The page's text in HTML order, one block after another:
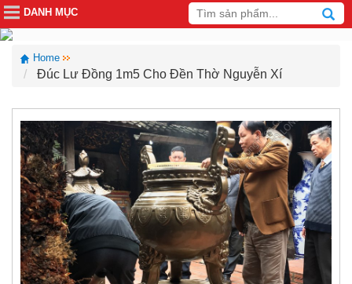
DANH MỤC
Home
Đúc Lư Đồng 1m5 Cho Đền Thờ Nguyễn Xí